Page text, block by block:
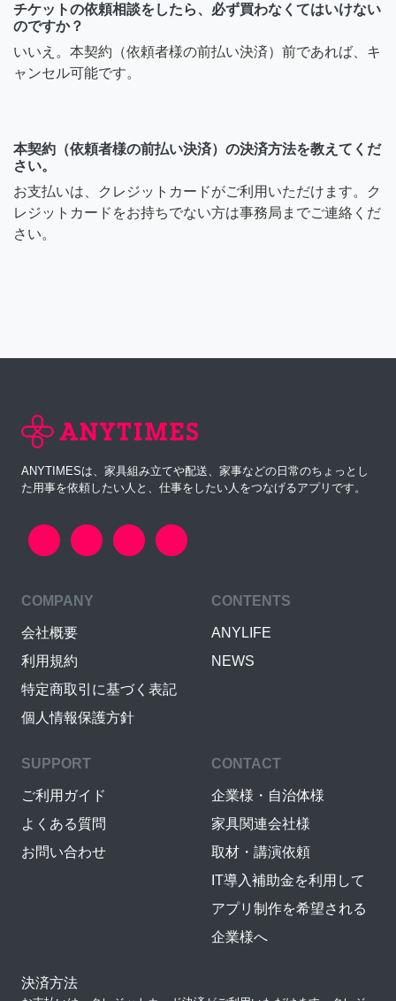
チケットの依頼相談をしたら、必ず買わなくてはいけない
のですか？
いいえ。本契約（依頼者様の前払い決済）前であれば、キ
ャンセル可能です。
本契約（依頼者様の前払い決済）の決済方法を教えてくだ
さい。
お支払いは、クレジットカードがご利用いただけます。ク
レジットカードをお持ちでない方は事務局までご連絡くだ
さい。
ANYTIMESは、家具組み立てや配送、家事などの日常のちょっとし
た用事を依頼したい人と、仕事をしたい人をつなげるアプリです。
COMPANY
会社概要
利用規約
特定商取引に基づく表記
個人情報保護方針
CONTENTS
ANYLIFE
NEWS
SUPPORT
ご利用ガイド
よくある質問
お問い合わせ
CONTACT
企業様・自治体様
家具関連会社様
取材・講演依頼
IT導入補助金を利用して
アプリ制作を希望される
企業様へ
決済方法